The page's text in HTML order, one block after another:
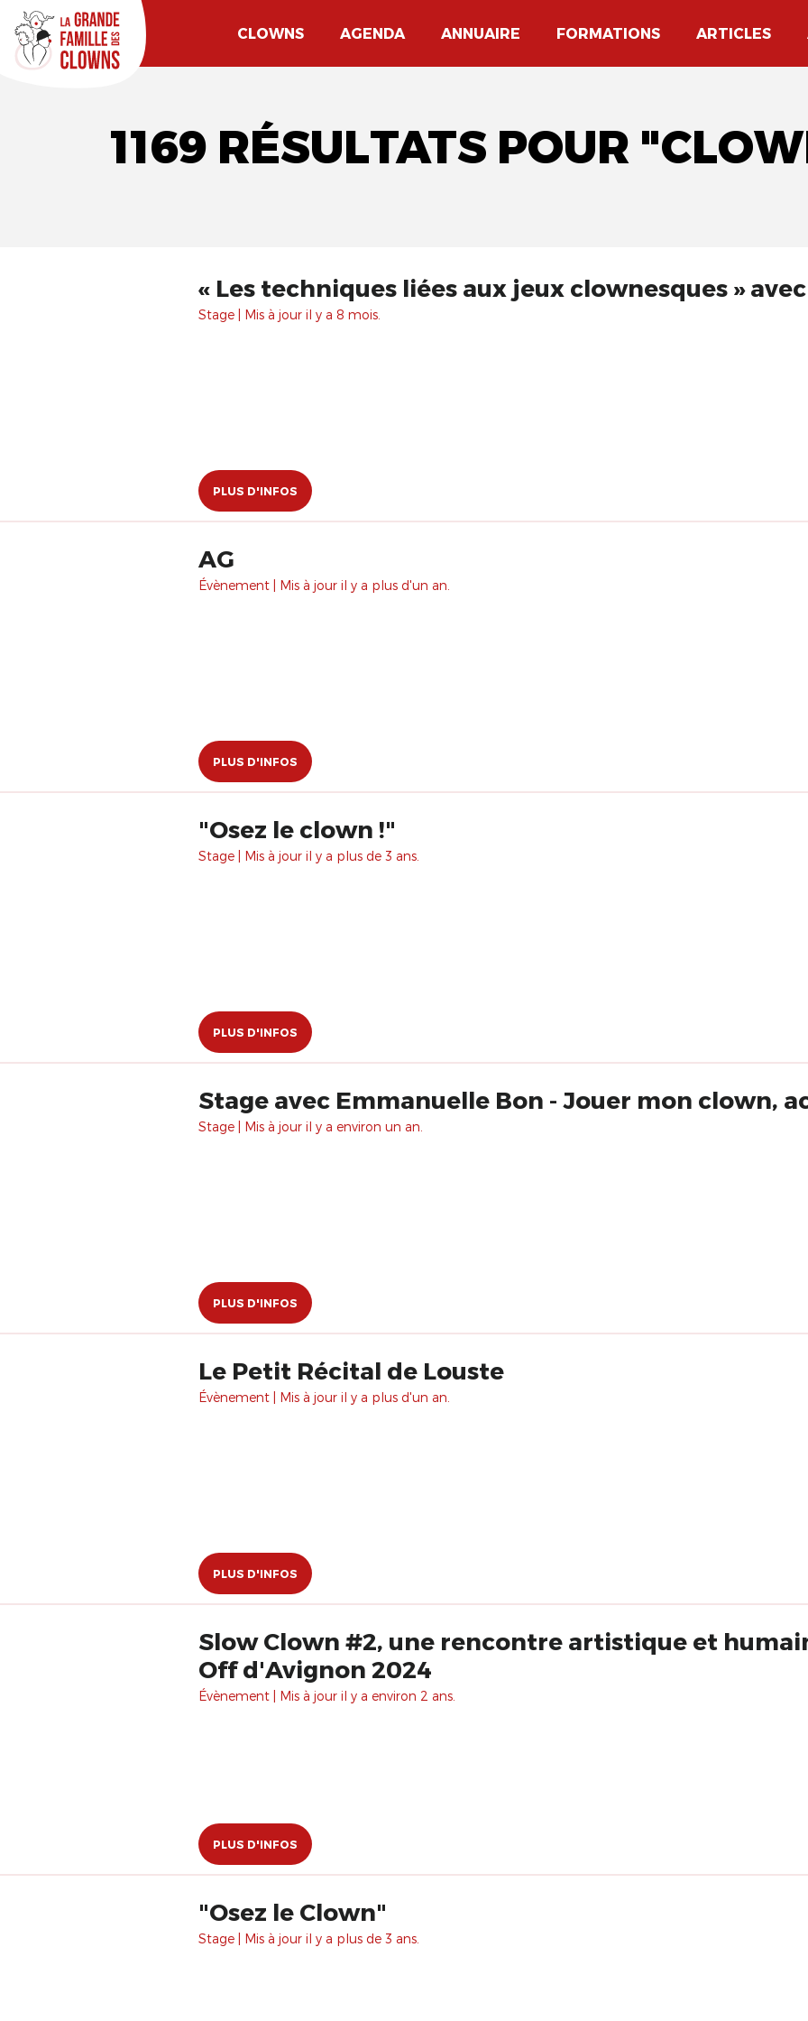
CLOWNS AGENDA ANNUAIRE FORMATIONS ARTICLES
1169 RÉSULTATS POUR
« Les techniques liées aux jeux clownesques »
Stage | Mis à jour il y a 8 mois.
PLUS D'INFOS
AG
Évènement | Mis à jour il y a plus d'un an.
PLUS D'INFOS
"Osez le clown !"
Stage | Mis à jour il y a plus de 3 ans.
PLUS D'INFOS
Stage avec Emmanuelle Bon - Jouer mon clown,
Stage | Mis à jour il y a environ un an.
PLUS D'INFOS
Le Petit Récital de Louste
Évènement | Mis à jour il y a plus d'un an.
PLUS D'INFOS
Slow Clown #2, une rencontre artistique et
Off d'Avignon 2024
Évènement | Mis à jour il y a environ 2 ans.
PLUS D'INFOS
"Osez le Clown"
Stage | Mis à jour il y a plus de 3 ans.